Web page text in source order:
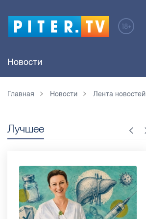
Новости
Главная Новости Лента новостей
Лучшее